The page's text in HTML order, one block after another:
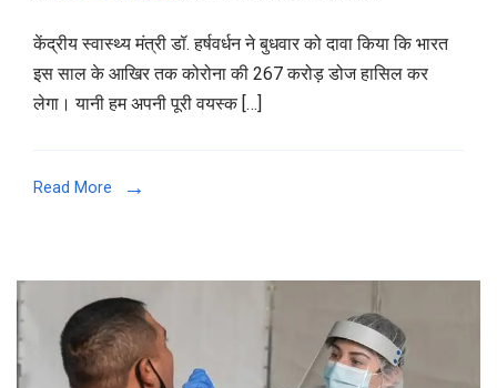
महीने
में
महीने
249
केंद्रीय स्वास्थ्य मंत्री डॉ. हर्षवर्धन ने बुधवार को दावा किया कि भारत
इस साल के आखिर तक कोरोना की 267 करोड़ डोज हासिल कर
लेगा। यानी हम अपनी पूरी वयस्क […]
Read More